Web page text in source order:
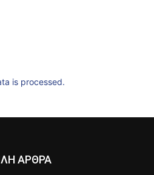
is processed.
ΑΡΘΡΑ